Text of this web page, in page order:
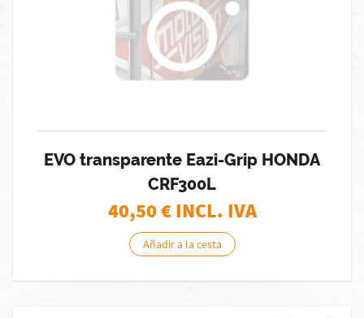
EVO transparente Eazi-Grip HONDA
CRF300L
40,50€ INCL. IVA
Añadir a la cesta